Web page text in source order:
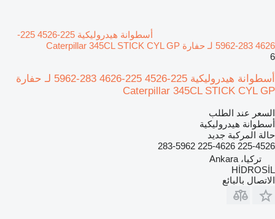
أسطوانة هيدروليكية 225-4526 225-
4626 283-5962 لـ حفارة Caterpillar 345CL STICK CYL GP
6
أسطوانة هيدروليكية 225-4526 225-4626 283-5962 لـ حفارة
Caterpillar 345CL STICK CYL GP
السعر عند الطلب
أسطوانة هيدروليكية
حالة المركبة جديد
225-4526 225-4626 283-5962
تركيا، Ankara
HİDROSİL
الاتصال بالبائع